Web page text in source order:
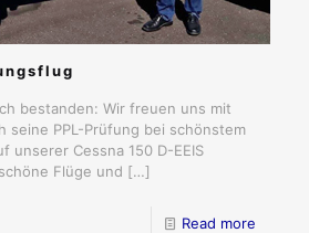
bestanden: Wir freuen uns mit
seine PPL-Prüfung bei schönstem
unserer Cessna 150 D-EEIS
Flüge und […]
Read more